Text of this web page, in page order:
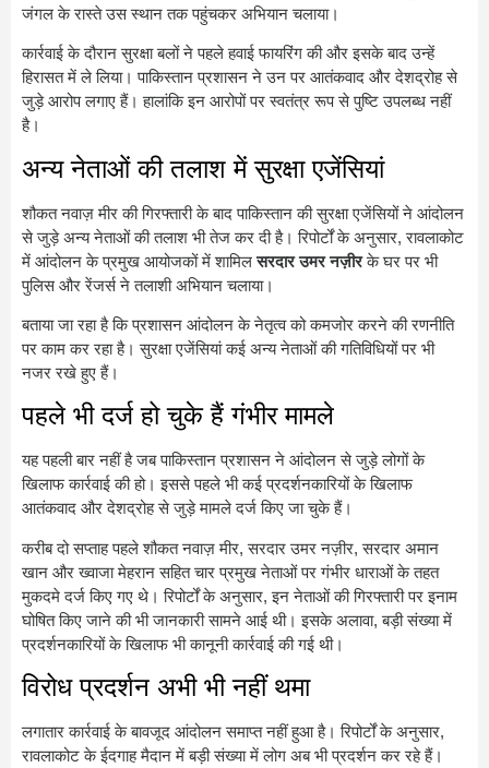
जंगल के रास्ते उस स्थान तक पहुंचकर अभियान चलाया।
कार्रवाई के दौरान सुरक्षा बलों ने पहले हवाई फायरिंग की और इसके बाद उन्हें
हिरासत में ले लिया। पाकिस्तान प्रशासन ने उन पर आतंकवाद और देशद्रोह से
जुड़े आरोप लगाए हैं। हालांकि इन आरोपों पर स्वतंत्र रूप से पुष्टि उपलब्ध नहीं
है।
अन्य नेताओं की तलाश में सुरक्षा एजेंसियां
शौकत नवाज़ मीर की गिरफ्तारी के बाद पाकिस्तान की सुरक्षा एजेंसियों ने आंदोलन
से जुड़े अन्य नेताओं की तलाश भी तेज कर दी है। रिपोर्टों के अनुसार, रावलाकोट
में आंदोलन के प्रमुख आयोजकों में शामिलसरदार उमर नज़ीरके घर पर भी
पुलिस और रेंजर्स ने तलाशी अभियान चलाया।
बताया जा रहा है कि प्रशासन आंदोलन के नेतृत्व को कमजोर करने की रणनीति
पर काम कर रहा है। सुरक्षा एजेंसियां कई अन्य नेताओं की गतिविधियों पर भी
नजर रखे हुए हैं।
पहले भी दर्ज हो चुके हैं गंभीर मामले
यह पहली बार नहीं है जब पाकिस्तान प्रशासन ने आंदोलन से जुड़े लोगों के
खिलाफ कार्रवाई की हो। इससे पहले भी कई प्रदर्शनकारियों के खिलाफ
आतंकवाद और देशद्रोह से जुड़े मामले दर्ज किए जा चुके हैं।
करीब दो सप्ताह पहले शौकत नवाज़ मीर, सरदार उमर नज़ीर, सरदार अमान
खान और ख्वाजा मेहरान सहित चार प्रमुख नेताओं पर गंभीर धाराओं के तहत
मुकदमे दर्ज किए गए थे। रिपोर्टों के अनुसार, इन नेताओं की गिरफ्तारी पर इनाम
घोषित किए जाने की भी जानकारी सामने आई थी। इसके अलावा, बड़ी संख्या में
प्रदर्शनकारियों के खिलाफ भी कानूनी कार्रवाई की गई थी।
विरोध प्रदर्शन अभी भी नहीं थमा
लगातार कार्रवाई के बावजूद आंदोलन समाप्त नहीं हुआ है। रिपोर्टों के अनुसार,
रावलाकोट के ईदगाह मैदान में बड़ी संख्या में लोग अब भी प्रदर्शन कर रहे हैं।